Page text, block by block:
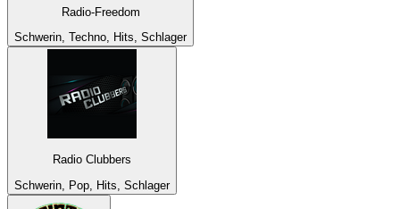
Radio-Freedom
Schwerin, Techno, Hits, Schlager
Radio Clubbers
Schwerin, Pop, Hits, Schlager